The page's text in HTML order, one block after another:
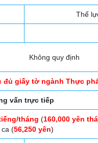
Thể
Không quy định
đủ giấy tờ ngành Thực
vấn trực tiếp
tháng (160,000 yên
ca (56,250 yên)